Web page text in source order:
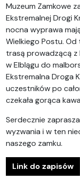
Muzeum Zamkowe
Ekstremalnej Drogi
nocna wyprawa
Wielkiego Postu.
trasą prowadzącą z
w Elblągu do
Ekstremalna Droga
uczestników po
czekała gorąca
Serdecznie
wyzwania i w ten
naszego zamku.
Link do zapisów